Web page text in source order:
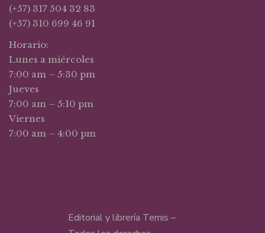
(+57) 317 504 32 83
(+57) 310 699 46 91
Horario:
Lunes a miércoles
7:00 am – 5:30 pm
Jueves
7:00 am – 5:10 pm
Viernes
7:00 am – 4:00 pm
Editorial y librería Temis –